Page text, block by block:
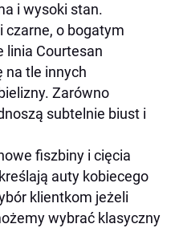
i wysoki stan.
czarne, o bogatym
linia Courtesan
na tle innych
Zarówno
subtelnie biust i
fiszbiny i cięcia
auty kobiecego
klientkom jeżeli
wybrać klasyczny